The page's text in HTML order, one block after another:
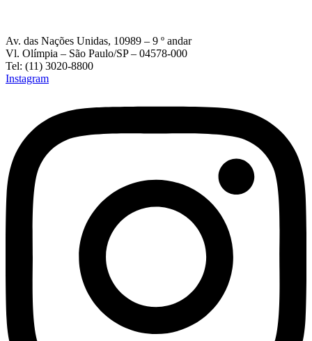
Av. das Nações Unidas, 10989 – 9 º andar
Vl. Olímpia – São Paulo/SP – 04578-000
Tel: (11) 3020-8800
Instagram